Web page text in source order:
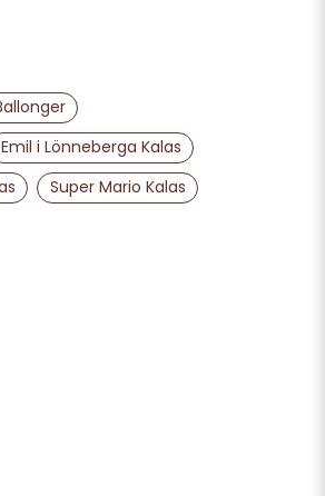
Emil i Lönneberga Kalas
Super Mario Kalas